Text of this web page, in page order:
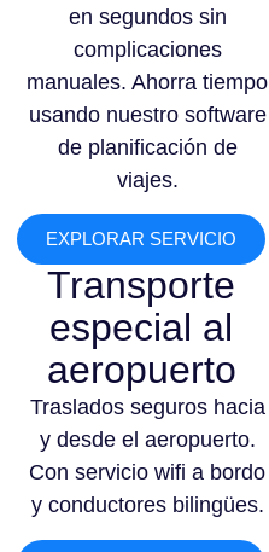
en segundos sin
complicaciones
manuales. Ahorra tiempo
usando nuestro software
de planificación de
viajes.
EXPLORAR SERVICIO
Transporte
especial al
aeropuerto
Traslados seguros hacia
y desde el aeropuerto.
Con servicio wifi a bordo
y conductores bilingües.